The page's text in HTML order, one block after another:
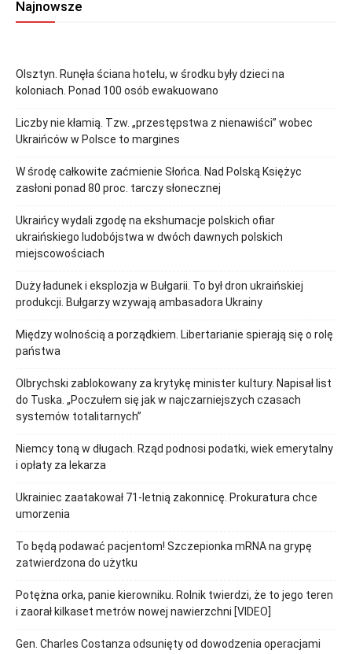
Najnowsze
Olsztyn. Runęła ściana hotelu, w środku były dzieci na
koloniach. Ponad 100 osób ewakuowano
Liczby nie kłamią. Tzw. „przestępstwa z nienawiści” wobec
Ukraińców w Polsce to margines
W środę całkowite zaćmienie Słońca. Nad Polską Księżyc
zasłoni ponad 80 proc. tarczy słonecznej
Ukraińcy wydali zgodę na ekshumacje polskich ofiar
ukraińskiego ludobójstwa w dwóch dawnych polskich
miejscowościach
Duży ładunek i eksplozja w Bułgarii. To był dron ukraińskiej
produkcji. Bułgarzy wzywają ambasadora Ukrainy
Między wolnością a porządkiem. Libertarianie spierają się o rolę
państwa
Olbrychski zablokowany za krytykę minister kultury. Napisał list
do Tuska. „Poczułem się jak w najczarniejszych czasach
systemów totalitarnych”
Niemcy toną w długach. Rząd podnosi podatki, wiek emerytalny
i opłaty za lekarza
Ukrainiec zaatakował 71-letnią zakonnicę. Prokuratura chce
umorzenia
To będą podawać pacjentom! Szczepionka mRNA na grypę
zatwierdzona do użytku
Potężna orka, panie kierowniku. Rolnik twierdzi, że to jego teren
i zaorał kilkaset metrów nowej nawierzchni [VIDEO]
Gen. Charles Costanza odsunięty od dowodzenia operacjami